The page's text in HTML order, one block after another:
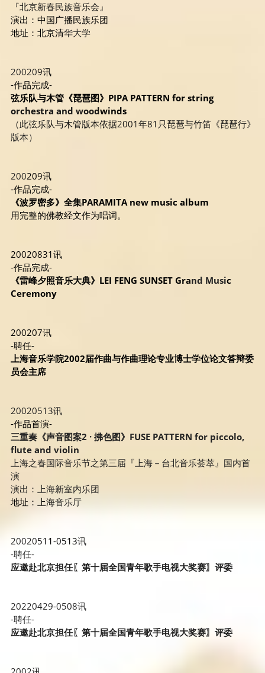
『北京新春民族音乐会』
演出：中国广播民族乐团
地址：北京清华大学
200209讯
-作品完成-
弦乐队与木管《琵琶图》PIPA PATTERN for string
orchestra and woodwinds
（此弦乐队与木管版本依据2001年81只琵琶与竹笛《琵琶行》
版本）
200209讯
-作品完成-
《波罗密多》全集PARAMITA new music album
用完整的佛教经文作为唱词。
20020831讯
-作品完成-
《雷峰夕照音乐大典》LEI FENG SUNSET Grand Music
Ceremony
200207讯
-聘任-
上海音乐学院2002届作曲与作曲理论专业博士学位论文答辩委
员会主席
20020513讯
-作品首演-
三重奏《声音图案2 · 拂色图》FUSE PATTERN for piccolo,
flute and violin
上海之春国际音乐节之第三届『上海－台北音乐荟萃』国内首
演
演出：上海新室内乐团
地址：上海音乐厅
20020511-0513讯
-聘任-
应邀赴北京担任〖第十届全国青年歌手电视大奖赛〗评委
20220429-0508讯
-聘任-
应邀赴北京担任〖第十届全国青年歌手电视大奖赛〗评委